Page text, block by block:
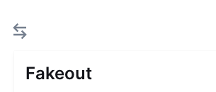
Fakeout